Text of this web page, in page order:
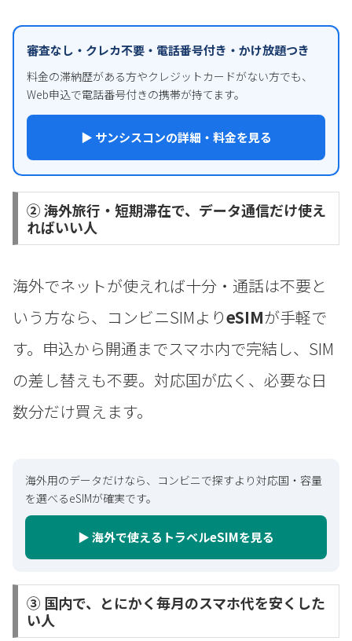
審査なし・クレカ不要・電話番号付き・かけ放題つき
料金の滞納歴がある方やクレジットカードがない方でも、
Web申込で電話番号付きの携帯が持てます。
▶ サンシスコンの詳細・料金を見る
② 海外旅行・短期滞在で、データ通信だけ使え
ればいい人
海外でネットが使えれば十分・通話は不要と
いう方なら、コンビニSIMよりeSIMが手軽で
す。申込から開通までスマホ内で完結し、SIM
の差し替えも不要。対応国が広く、必要な日
数分だけ買えます。
海外用のデータだけなら、コンビニで探すより対応国・容量
を選べるeSIMが確実です。
▶ 海外で使えるトラベルeSIMを見る
③ 国内で、とにかく毎月のスマホ代を安くした
い人